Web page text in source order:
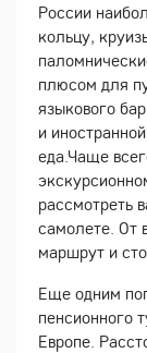
России
кольцу,
плюсом для
языкового
и
еда.Чаще
рассмотреть
самолете. От
маршрут и
Еще одним
пенсионного
Европе.